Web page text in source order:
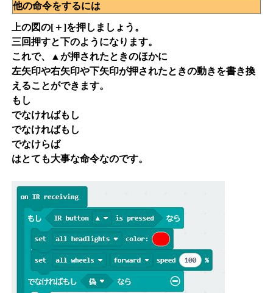
他の命令をするには
上の図の[＋]を押しましょう。
三回押すと下のようになります。
これで、▲が押されたときのほかに
左矢印や右矢印や下矢印が押されたときの動きを書き換
えることができます。
もし
でなければもし
でなければもし
でなけらば
はとても大事な命令なのです。